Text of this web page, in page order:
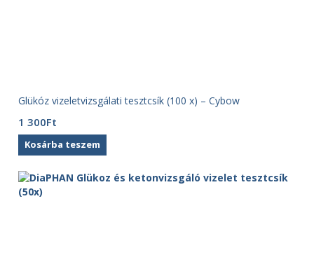
Glükóz vizeletvizsgálati tesztcsík (100 x) – Cybow
1 300Ft
Kosárba teszem